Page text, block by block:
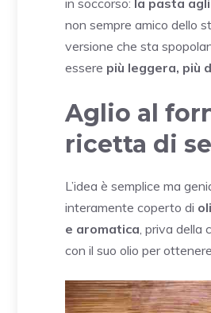
in soccorso: la pasta
non sempre amico dello
versione che sta
essere più leggera, più
Aglio al
ricetta di
L’idea è semplice ma
interamente coperto di
e aromatica, priva della
con il suo olio per ottenere